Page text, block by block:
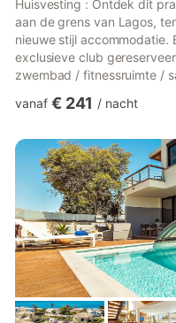
Huisvesting : Ontdek dit
aan de grens van Lagos,
nieuwe stijl accommodatie.
exclusieve club
zwembad / fitnessruimte /
is gelegen in de Boa Vista
het een warme en familiale
apparaten zorgen voor
vanaf € 241 / nacht